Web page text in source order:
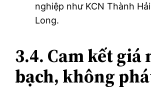
nghiệp như KCN Thành
Long.
3.4. Cam kết giá
bạch, không